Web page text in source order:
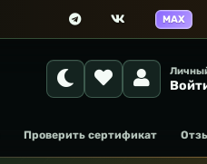
MAX
Проверить сертификат